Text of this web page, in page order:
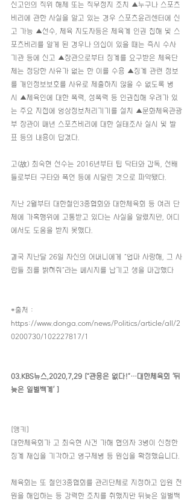
신고인의 직위 해제 또는 직무정지 조치 ▲누구나 스포츠
비리에 관한 사실을 알고 있는 경우 스포츠윤리센터에 신
고 가능 ▲선수, 체육 지도자등은 체육계 인권 침해 및 스
포츠비리를 알게 된 경우나 의심이 있을 때는 즉시 수사
기관 등에 신고 ▲장관으로부터 징계를 요구받은 체육단
체는 정당한 사유가 없는 한 이를 수용 ▲징계 관련 정보
를 개인정보보호를 사유로 제출하지 않을 수 없도록 명
시 ▲체육인에 대한 폭력, 성폭력 등 인권침해 우려가 있
는 주요 지점에 엉상정보처리기기를 설치 ▲문화체육관광
부 장관이 매년 스포츠비리에 대한 실태조사 실시 및 발
표 등의 내용이 담겼다.
고(故) 최숙현 선수는 2016년부터 팀 닥터와 감독, 선배
들로부터 구타와 폭언 등에 시달린 것으로 파악됐다.
지난 2월부터 대한철인3종협회와 대한체육회 등 여러 단
체에 가혹행위에 고통받고 있다는 사실을 알렸지만, 어디
에서도 도움을 받지 못했다.
결국 지난달 26일 자신의 어머니에게 “엄마 사랑해, 그 사
람들 죄를 밝혀줘”라는 메시지를 남기고 생을 마감했다
*출처 :
https://www.donga.com/news/Politics/article/all/2
0200730/102227817/1
03.KBS뉴스,2020,7,29 [“관용은 없다!”…대한체육회 ‘뒤
늦은 일벌백계’ ]
[앵커]
대한체육회가 고 최숙현 사건 가해 혐의자 3명이 신청한
징계 재심을 기각하고 영구제명 등 원심을 확정했습니다.
체육회는 또 철인3종협회를 관리단체로 지정하고 임원 전
원을 해임하는 등 강력한 조치를 취했지만 뒤늦은 일벌백